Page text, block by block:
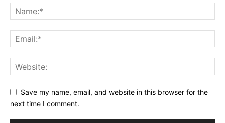
Save my name, email, and website in this browser for the
next time I comment.